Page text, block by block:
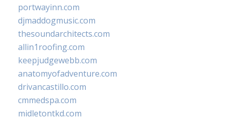
portwayinn.com
djmaddogmusic.com
thesoundarchitects.com
allin1roofing.com
keepjudgewebb.com
anatomyofadventure.com
drivancastillo.com
cmmedspa.com
midletontkd.com